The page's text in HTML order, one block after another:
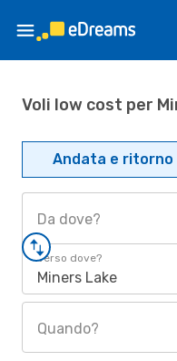
Voli low cost per
Andata e ritorno
Da dove?
Verso dove?
Miners Lake
Quando?